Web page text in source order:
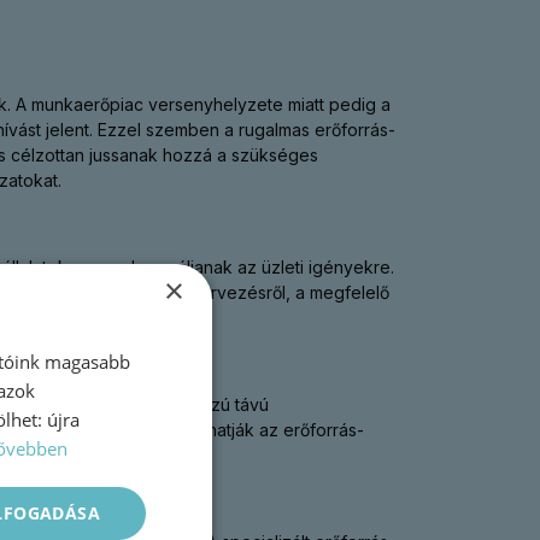
A munkaerőpiac versenyhelyzete miatt pedig a
jelent. Ezzel szemben a rugalmas erőforrás-
jussanak hozzá a szükséges
azonnal reagáljanak az üzleti igényekre.
egy pénzügyi átszervezésről, a megfelelő
hogy elkerüljék a hosszú távú
vezetők optimalizálhatják az erőforrás-
×
magasabb
újra